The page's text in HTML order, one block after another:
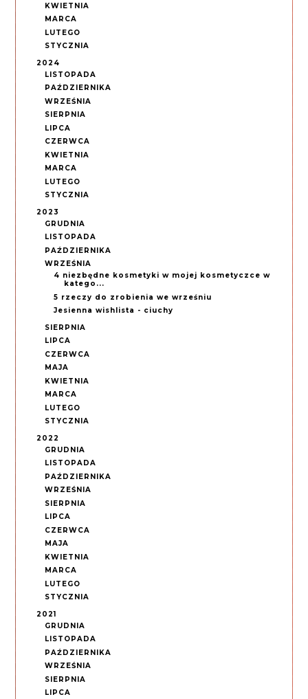
KWIETNIA
MARCA
LUTEGO
STYCZNIA
2024
LISTOPADA
PAŹDZIERNIKA
WRZEŚNIA
SIERPNIA
LIPCA
CZERWCA
KWIETNIA
MARCA
LUTEGO
STYCZNIA
2023
GRUDNIA
LISTOPADA
PAŹDZIERNIKA
WRZEŚNIA
4 niezbędne kosmetyki w mojej kosmetyczce w
katego...
5 rzeczy do zrobienia we wrześniu
Jesienna wishlista - ciuchy
SIERPNIA
LIPCA
CZERWCA
MAJA
KWIETNIA
MARCA
LUTEGO
STYCZNIA
2022
GRUDNIA
LISTOPADA
PAŹDZIERNIKA
WRZEŚNIA
SIERPNIA
LIPCA
CZERWCA
MAJA
KWIETNIA
MARCA
LUTEGO
STYCZNIA
2021
GRUDNIA
LISTOPADA
PAŹDZIERNIKA
WRZEŚNIA
SIERPNIA
LIPCA